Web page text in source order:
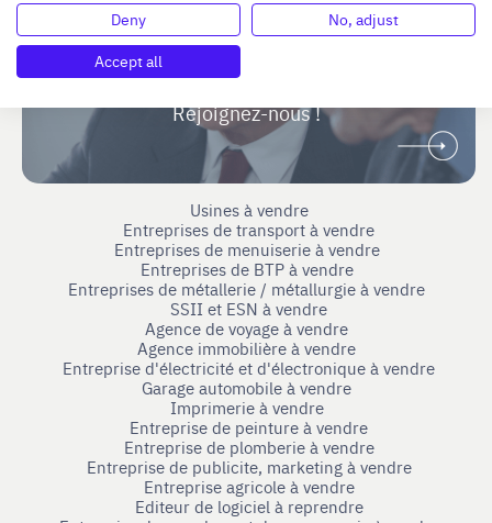
Devenir Bénévole
Vous étiez dirigeant ou cadre dirigeant
et souhaitez accompagner des repreneurs ou
Rejoignez-nous !
Usines à vendre
Entreprises de transport à vendre
Entreprises de menuiserie à vendre
Entreprises de BTP à vendre
Entreprises de métallerie / métallurgie à vendre
SSII et ESN à vendre
Agence de voyage à vendre
Agence immobilière à vendre
Entreprise d'électricité et d'électronique à vendre
Garage automobile à vendre
Imprimerie à vendre
Entreprise de peinture à vendre
Entreprise de plomberie à vendre
Entreprise de publicite, marketing à vendre
Entreprise agricole à vendre
Editeur de logiciel à reprendre
Deny
No, adjust
Accept all